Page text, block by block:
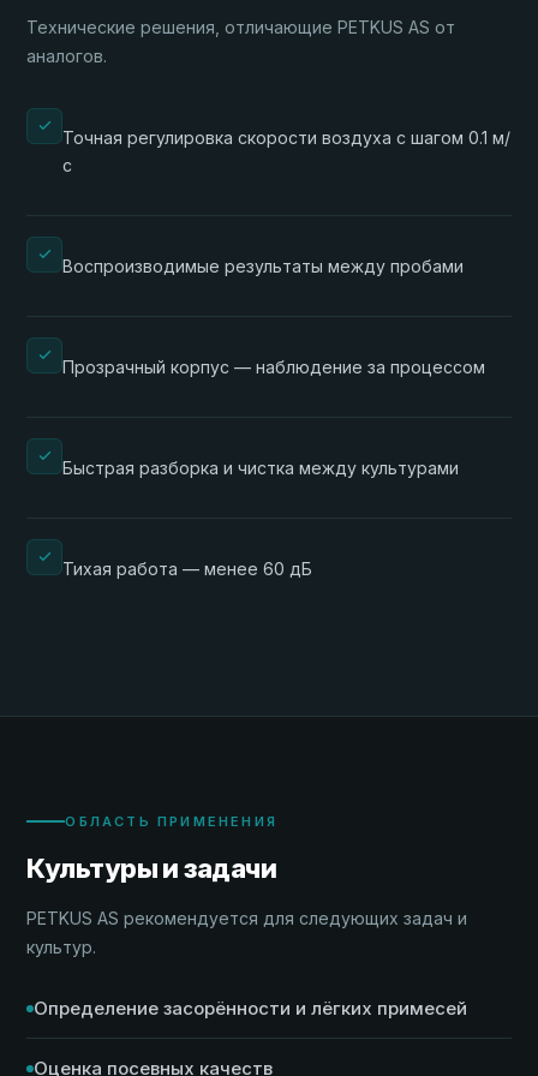
Технические решения, отличающие PETKUS AS от
аналогов.
Точная регулировка скорости воздуха с шагом 0.1 м/
с
Воспроизводимые результаты между пробами
Прозрачный корпус — наблюдение за процессом
Быстрая разборка и чистка между культурами
Тихая работа — менее 60 дБ
ОБЛАСТЬ ПРИМЕНЕНИЯ
Культуры и задачи
PETKUS AS рекомендуется для следующих задач и
культур.
Определение засорённости и лёгких примесей
Оценка посевных качеств